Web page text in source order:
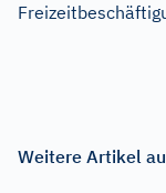
Weitere Artikel